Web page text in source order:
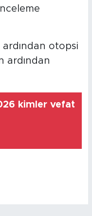
ardından otopsi
ardından
kimler vefat